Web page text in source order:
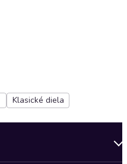
Klasické diela